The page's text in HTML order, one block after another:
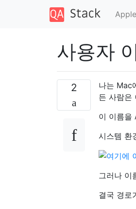
Apple
사용자
2
나는 Mac
든 사람은
이 이름을
시스템 환
그러나 이
결국 경로